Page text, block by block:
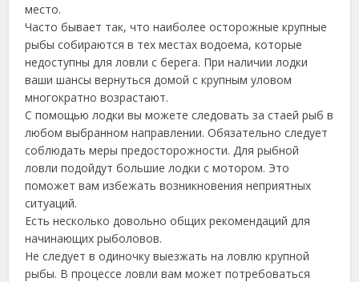
место.
Часто бывает так, что наиболее осторожные крупные
рыбы собираются в тех местах водоема, которые
недоступны для ловли с берега. При наличии лодки
ваши шансы вернуться домой с крупным уловом
многократно возрастают.
С помощью лодки вы можете следовать за стаей рыб в
любом выбранном направлении. Обязательно следует
соблюдать меры предосторожности. Для рыбной
ловли подойдут большие лодки с мотором. Это
поможет вам избежать возникновения неприятных
ситуаций.
Есть несколько довольно общих рекомендаций для
начинающих рыболовов.
Не следует в одиночку выезжать на ловлю крупной
рыбы. В процессе ловли вам может потребоваться